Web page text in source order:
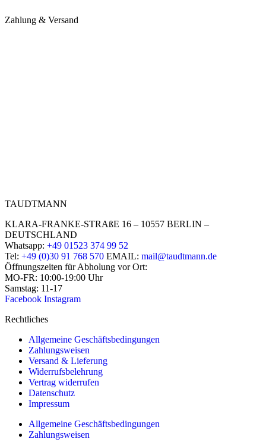
Zahlung & Versand
TAUDTMANN
KLARA-FRANKE-STRAßE 16 – 10557 BERLIN –
DEUTSCHLAND
Whatsapp: +49 01523 374 99 52
Tel: +49 (0)30 91 768 570 EMAIL: mail@taudtmann.de
Öffnungszeiten für Abholung vor Ort:
MO-FR: 10:00-19:00 Uhr
Samstag: 11-17
Facebook Instagram
Rechtliches
Allgemeine Geschäftsbedingungen
Zahlungsweisen
Versand & Lieferung
Widerrufsbelehrung
Vertrag widerrufen
Datenschutz
Impressum
Allgemeine Geschäftsbedingungen
Zahlungsweisen